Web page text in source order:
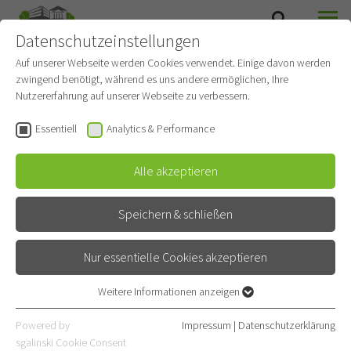
AKADEMIE FÜR PRÄVENTION
Datenschutzeinstellungen
Auf unserer Webseite werden Cookies verwendet. Einige davon werden
zwingend benötigt, während es uns andere ermöglichen, Ihre
Nutzererfahrung auf unserer Webseite zu verbessern.
Essentiell Analytics & Performance
Alle akzeptieren
Speichern & schließen
Nur essentielle Cookies akzeptieren
Essentielle Cookies werden für grundlegende Funktionen der
Webseite benötigt. Dadurch ist gewährleistet, dass die Webseite
Weitere Informationen anzeigen
Powered by
sgalinski Cookie Consent
Impressum | Datenschutzerklärung